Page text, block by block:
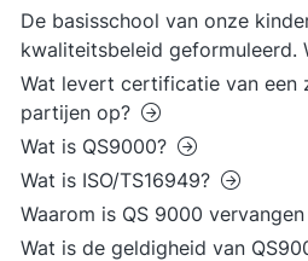
De basisschool van onze
kwaliteitsbeleid geformuleerd.
Wat levert certificatie van een
partijen op?
Wat is QS9000?
Wat is ISO/TS16949?
Waarom is QS 9000
Wat is de geldigheid van